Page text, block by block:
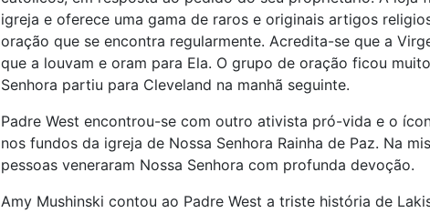
igreja e oferece uma gama de raros e originais artigos
oração que se encontra regularmente. Acredita-se que a
que a louvam e oram para Ela. O grupo de oração ficou
Senhora partiu para Cleveland na manhã seguinte.
Padre West encontrou-se com outro ativista pró-vida e o
nos fundos da igreja de Nossa Senhora Rainha de Paz. Na
pessoas veneraram Nossa Senhora com profunda devoção.
Amy Mushinski contou ao Padre West a triste história de